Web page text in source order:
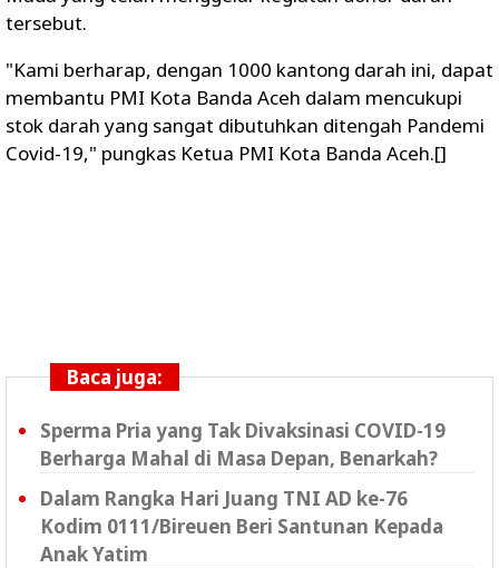
tersebut.
"Kami berharap, dengan 1000 kantong darah ini, dapat
membantu PMI Kota Banda Aceh dalam mencukupi
stok darah yang sangat dibutuhkan ditengah Pandemi
Covid-19," pungkas Ketua PMI Kota Banda Aceh.[]
Baca juga:
Sperma Pria yang Tak Divaksinasi COVID-19
Berharga Mahal di Masa Depan, Benarkah?
Dalam Rangka Hari Juang TNI AD ke-76
Kodim 0111/Bireuen Beri Santunan Kepada
Anak Yatim